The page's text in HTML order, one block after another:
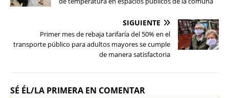
SIGUIENTE
Primer mes de rebaja tarifaría del 50% en el
transporte público para adultos mayores se cumple
de manera satisfactoria
SÉ ÉL/LA PRIMERA EN COMENTAR